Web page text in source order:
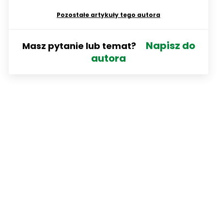
Pozostałe artykuły tego autora
Masz pytanie lub temat?
Napisz do
autora